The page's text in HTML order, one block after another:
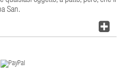
San.